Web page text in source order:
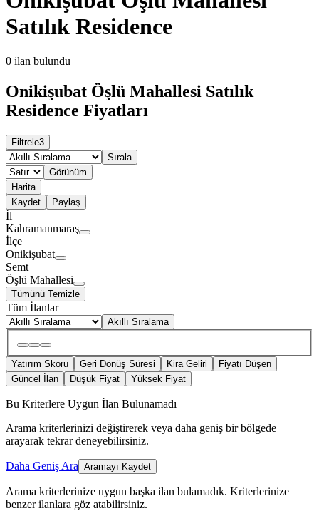
Satılık Residence
0 ilan bulundu
Onikişubat Öşlü Mahallesi Satılık
Residence Fiyatları
Filtrele3
Sırala
Görünüm
Harita
Kaydet
Paylaş
İl
Kahramanmaraş
İlçe
Onikişubat
Semt
Öşlü Mahallesi
Tümünü Temizle
Tüm İlanlar
Akıllı Sıralama
Yatırım Skoru Geri Dönüş Süresi Kira Geliri
Fiyatı Düşen
Güncel İlan
Düşük Fiyat Yüksek Fiyat
Bu Kriterlere Uygun İlan Bulunamadı
Arama kriterlerinizi değiştirerek veya daha geniş bir bölgede
arayarak tekrar deneyebilirsiniz.
Daha Geniş Ara Aramayı Kaydet
Arama kriterlerinize uygun başka ilan bulamadık. Kriterlerinize
benzer ilanlara göz atabilirsiniz.